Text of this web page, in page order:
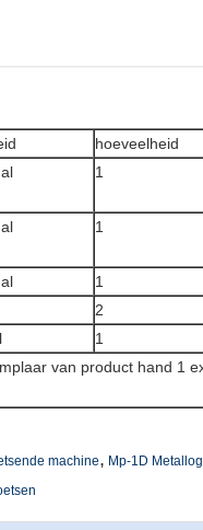
hoeveelheid
1
1
1
2
1
van product hand 1
machine, Mp-1D